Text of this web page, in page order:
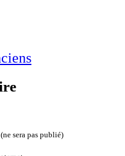
sera pas publié)